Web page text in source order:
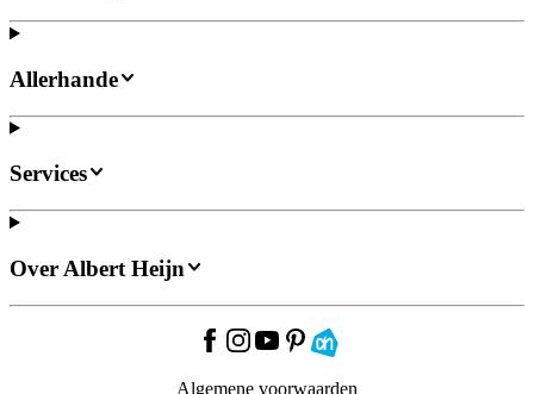
Allerhande
Services
Over Albert Heijn
Algemene voorwaarden